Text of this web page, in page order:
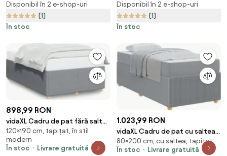
pat: Fara somiera
Disponibil în 2 e-shop-uri
(1)
În stoc
pat: Cu lamele drepte
Disponibil în 2 e-shop-uri
(1)
În stoc
898,99 RON
vidaXL Cadru de pat fără saltea
țesătură gri deschis 120x190 cm
120×190 cm, tapițat, în stil
modern
În stoc
Livrare gratuită
1.023,99 RON
vidaXL Cadru de pat cu saltea
Gri deschis 80 x 200 cm
țesătură
80×200 cm, cu saltea, tapițat
În stoc
Livrare gratuită